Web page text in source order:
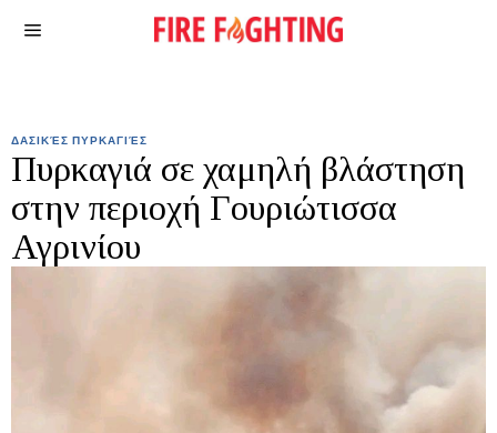
ΔΑΣΙΚΈΣ ΠΥΡΚΑΓΙΈΣ
Πυρκαγιά σε χαμηλή βλάστηση
στην περιοχή Γουριώτισσα
Αγρινίου